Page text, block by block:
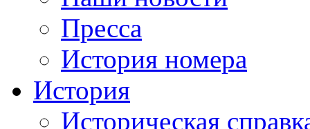
Пресса
История номера
История
Историческая